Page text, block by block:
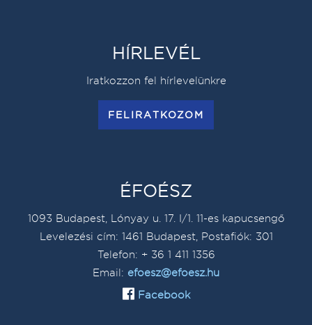
HÍRLEVÉL
Iratkozzon fel hírlevelünkre
FELIRATKOZOM
ÉFOÉSZ
1093 Budapest, Lónyay u. 17. I/1. 11-es kapucsengő
Levelezési cím: 1461 Budapest, Postafiók: 301
Telefon: + 36 1 411 1356
Email: efoesz@efoesz.hu
Facebook